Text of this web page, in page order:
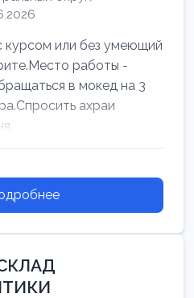
курсом или без умеющий
работы -
в мокед на 3
ахраи